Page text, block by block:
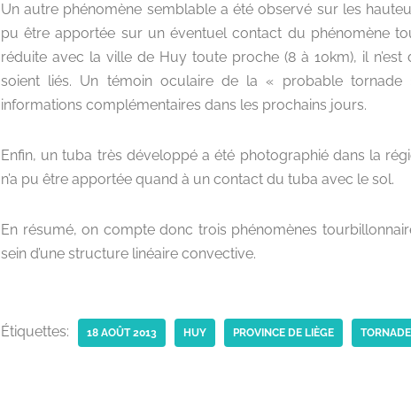
Un autre phénomène semblable a été observé sur les
pu être apportée sur un éventuel contact du phénomène
réduite avec la ville de Huy toute proche (8 à 10km), il
soient liés. Un témoin oculaire de la « probable tornade
informations complémentaires dans les prochains jours.
Enfin, un tuba très développé a été photographié dans la
n’a pu être apportée quand à un contact du tuba avec le sol.
En résumé, on compte donc trois phénomènes
sein d’une structure linéaire convective.
Étiquettes: 18 AOÛT 2013 HUY PROVINCE DE LIÈGE